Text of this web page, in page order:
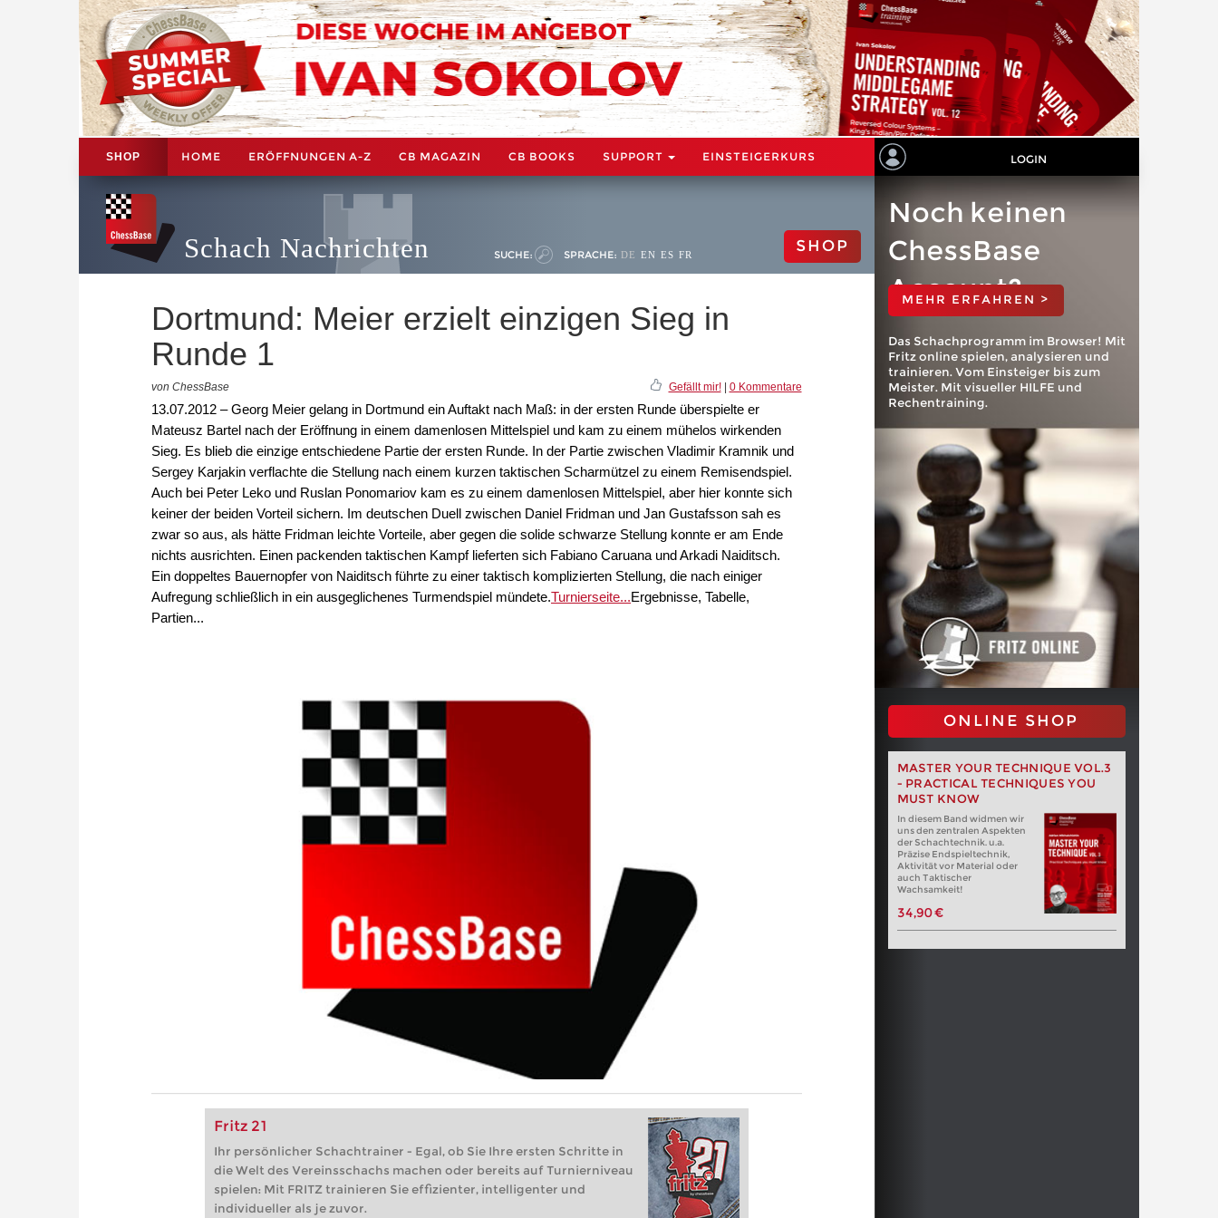
SHOP HOME ERÖFFNUNGEN A-Z CB MAGAZIN CB BOOKS SUPPORT EINSTEIGERKURS LOGIN
Schach Nachrichten SUCHE: SPRACHE: DE EN ES FR SHOP
Dortmund: Meier erzielt einzigen Sieg in
Runde 1
von ChessBase Gefällt mir!| 0 Kommentare
13.07.2012 – Georg Meier gelang in Dortmund ein Auftakt nach Maß: in der ersten Runde überspielte er
Mateusz Bartel nach der Eröffnung in einem damenlosen Mittelspiel und kam zu einem mühelos wirkenden
Sieg. Es blieb die einzige entschiedene Partie der ersten Runde. In der Partie zwischen Vladimir Kramnik und
Sergey Karjakin verflachte die Stellung nach einem kurzen taktischen Scharmützel zu einem Remisendspiel.
Auch bei Peter Leko und Ruslan Ponomariov kam es zu einem damenlosen Mittelspiel, aber hier konnte sich
keiner der beiden Vorteil sichern. Im deutschen Duell zwischen Daniel Fridman und Jan Gustafsson sah es
zwar so aus, als hätte Fridman leichte Vorteile, aber gegen die solide schwarze Stellung konnte er am Ende
nichts ausrichten. Einen packenden taktischen Kampf lieferten sich Fabiano Caruana und Arkadi Naiditsch.
Ein doppeltes Bauernopfer von Naiditsch führte zu einer taktisch komplizierten Stellung, die nach einiger
Aufregung schließlich in ein ausgeglichenes Turmendspiel mündete.Turnierseite...Ergebnisse, Tabelle,
Partien...
Fritz 21
Ihr persönlicher Schachtrainer - Egal, ob Sie Ihre ersten Schritte in
die Welt des Vereinsschachs machen oder bereits auf Turnierniveau
spielen: Mit FRITZ trainieren Sie effizienter, intelligenter und
individueller als je zuvor.
Noch keinen
ChessBase
Account?
MEHR ERFAHREN >
Das Schachprogramm im Browser! Mit
Fritz online spielen, analysieren und
trainieren. Vom Einsteiger bis zum
Meister. Mit visueller HILFE und
Rechentraining.
ONLINE SHOP
MASTER YOUR TECHNIQUE VOL.3
- PRACTICAL TECHNIQUES YOU
MUST KNOW
In diesem Band widmen wir
uns den zentralen Aspekten
der Schachtechnik. u.a.
Präzise Endspieltechnik,
Aktivität vor Material oder
auch Taktischer
Wachsamkeit!
34,90 €